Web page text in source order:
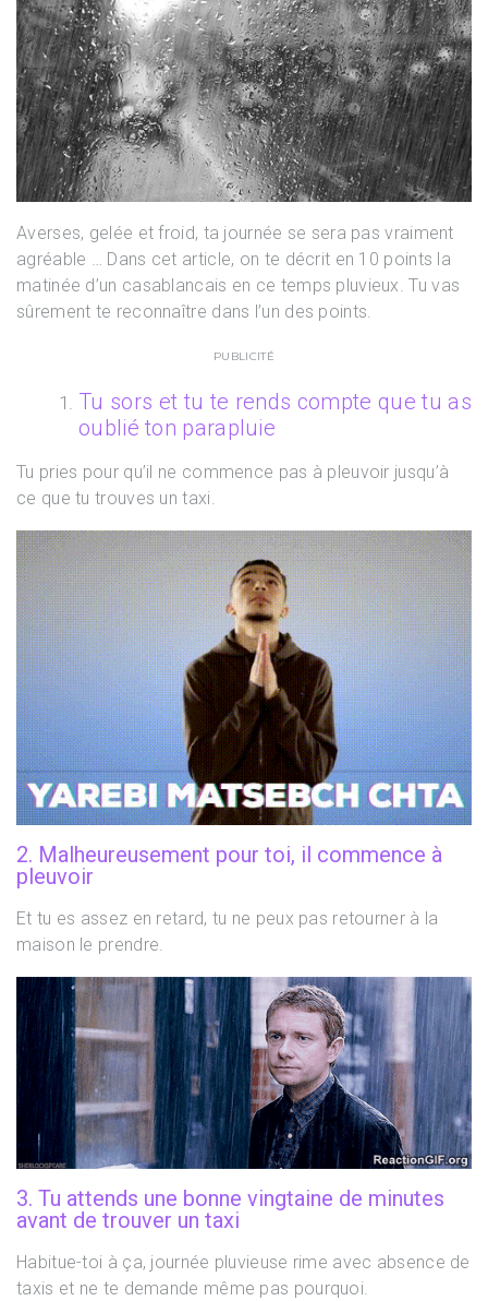
Averses, gelée et froid, ta journée se sera pas vraiment
agréable … Dans cet article, on te décrit en 10 points la
matinée d’un casablancais en ce temps pluvieux. Tu vas
sûrement te reconnaître dans l’un des points.
PUBLICITÉ
Tu sors et tu te rends compte que tu as
oublié ton parapluie
Tu pries pour qu’il ne commence pas à pleuvoir jusqu’à
ce que tu trouves un taxi.
2. Malheureusement pour toi, il commence à
pleuvoir
Et tu es assez en retard, tu ne peux pas retourner à la
maison le prendre.
3. Tu attends une bonne vingtaine de minutes
avant de trouver un taxi
Habitue-toi à ça, journée pluvieuse rime avec absence de
taxis et ne te demande même pas pourquoi.